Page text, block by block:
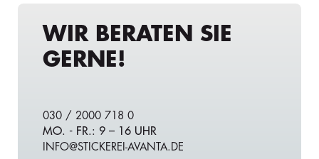
WIR BERATEN SIE
GERNE!
030 / 2000 718 0
MO. - FR.: 9 – 16 UHR
INFO@STICKEREI-AVANTA.DE